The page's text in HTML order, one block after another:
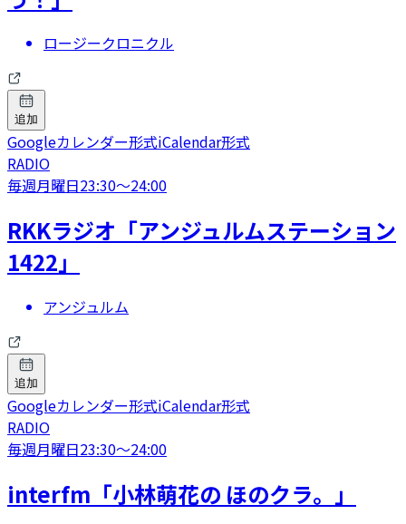
ロージークロニクル
追加
Googleカレンダー形式iCalendar形式
RADIO
毎週月曜日23:30〜24:00
RKKラジオ「アンジュルムステーション
1422」
アンジュルム
追加
Googleカレンダー形式iCalendar形式
RADIO
毎週月曜日23:30〜24:00
interfm「小林萌花の ほのクラ。」